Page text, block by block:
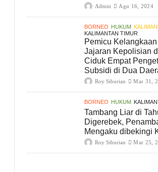
Admin Agu 16, 2024
BORNEO HUKUM
KALIMANTAN TIMUR
Pemicu
Jajaran Kepolisian
Ciduk Empat
Subsidi di Dua
Roy Siburian Mar 31,
BORNEO HUKUM
Tambang Liar di
Digerebek,
Mengaku dibekingi
Roy Siburian Mar 25,